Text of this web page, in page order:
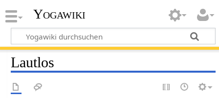
Yogawiki
Lautlos